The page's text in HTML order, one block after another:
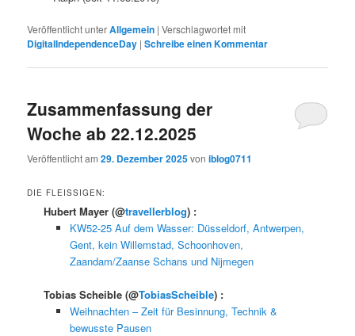
Veröffentlicht unterAllgemein |Verschlagwortet mit
DigitalIndependenceDay |Schreibe einen Kommentar
Zusammenfassung der
Woche ab 22.12.2025
Veröffentlicht am29. Dezember 2025voniblog0711
DIE FLEISSIGEN:
Hubert Mayer(@travellerblog) :
KW52-25 Auf dem Wasser: Düsseldorf, Antwerpen,
Gent, kein Willemstad, Schoonhoven,
Zaandam/Zaanse Schans und Nijmegen
Tobias Scheible(@TobiasScheible) :
Weihnachten – Zeit für Besinnung, Technik &
bewusste Pausen